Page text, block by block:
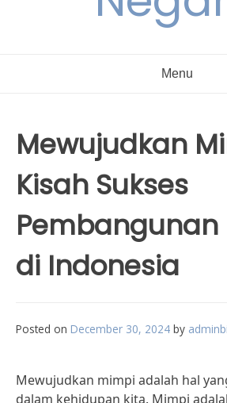
Menu
Mewujudkan
Kisah Sukses
Pembangunan
di Indonesia
Posted on December 30, 2024 by
Mewujudkan mimpi adalah hal
dalam kehidupan kita. Mimpi